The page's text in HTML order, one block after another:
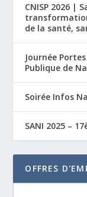
CNISP 2026 |
de la santé,
Journée
Publique de
Soirée Infos
SANI 2025 –
OFFRES